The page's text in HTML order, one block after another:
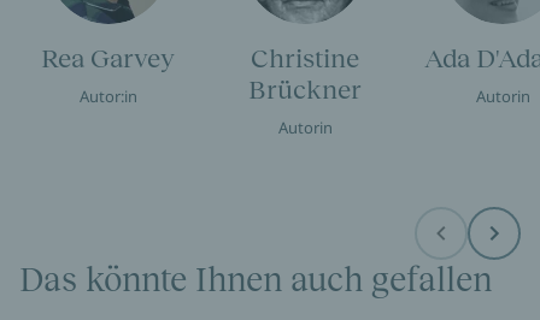
Rea Garvey
Autor:in
Christine
Brückner
Autorin
Ada
Autorin
Before Next
Das könnte Ihnen auch gefallen